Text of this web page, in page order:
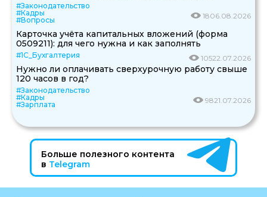
#Законодательство
#Кадры
#Вопросы
1806.08.2026
Карточка учёта капитальных вложений (форма
0509211): для чего нужна и как заполнять
#1С_Бухгалтерия 10522.07.2026
Нужно ли оплачивать сверхурочную работу свыше
120 часов в год?
#Законодательство
#Кадры
#Зарплата
9821.07.2026
Больше полезного контента
в Telegram